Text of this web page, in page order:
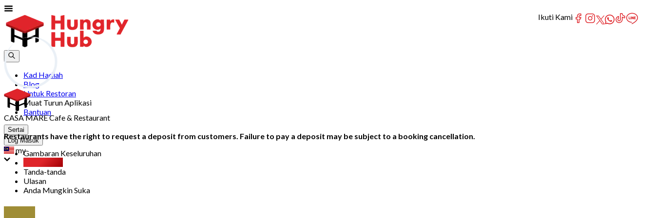
Kad Hadiah
Blog
Untuk Restoran
Muat Turun Aplikasi
Bantuan
Sertai
Log Masuk
my
CASA MARE Cafe & Restaurant
Restaurants have the right to request a deposit from customers. Failure to pay a deposit may be subject to a booking cancellation.
Gambaran Keseluruhan
Tanda-tanda
Ulasan
Anda Mungkin Suka
Ikuti Kami